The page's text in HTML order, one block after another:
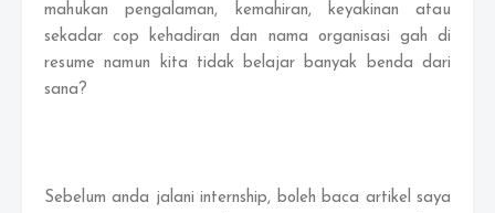
mahukan pengalaman, kemahiran, keyakinan atau
sekadar cop kehadiran dan nama organisasi gah di
resume namun kita tidak belajar banyak benda dari
sana?
Sebelum anda jalani internship, boleh baca artikel saya